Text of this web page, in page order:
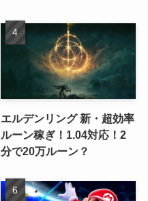
エルデンリング 新・超効率
ルーン稼ぎ！1.04対応！2
分で20万ルーン？